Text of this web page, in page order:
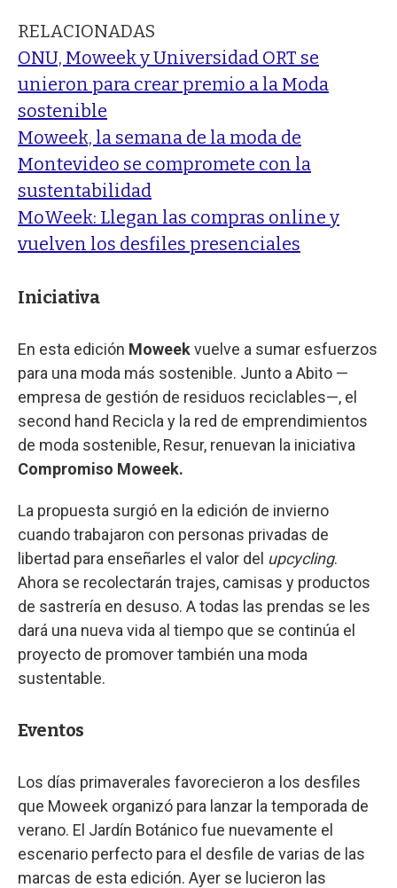
RELACIONADAS
ONU, Moweek y Universidad ORT se
unieron para crear premio a la Moda
sostenible
Moweek, la semana de la moda de
Montevideo se compromete con la
sustentabilidad
MoWeek: Llegan las compras online y
vuelven los desfiles presenciales
Iniciativa
En esta edición Moweekvuelve a sumar esfuerzos
para una moda más sostenible. Junto a Abito —
empresa de gestión de residuos reciclables—, el
second hand Recicla y la red de emprendimientos
de moda sostenible, Resur, renuevan la iniciativa
Compromiso Moweek.
La propuesta surgió en la edición de invierno
cuando trabajaron con personas privadas de
libertad para enseñarles el valor del upcycling.
Ahora se recolectarán trajes, camisas y productos
de sastrería en desuso. A todas las prendas se les
dará una nueva vida al tiempo que se continúa el
proyecto de promover también una moda
sustentable.
Eventos
Los días primaverales favorecieron a los desfiles
que Moweek organizó para lanzar la temporada de
verano. El Jardín Botánico fue nuevamente el
escenario perfecto para el desfile de varias de las
marcas de esta edición. Ayer se lucieron las